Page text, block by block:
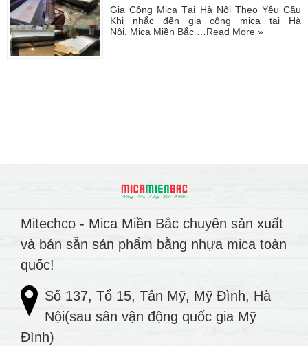
Gia Công Mica Tại Hà Nội Theo Yêu Cầu
Khi nhắc đến gia công mica tại Hà
Nội, Mica Miền Bắc … Read More »
Mitechco - Mica Miền Bắc chuyên sản xuất
và bán sẵn sản phẩm bằng nhựa mica toàn
quốc!
Số 137, Tổ 15, Tân Mỹ, Mỹ Đình, Hà
Nội(sau sân vận động quốc gia Mỹ
Đình)